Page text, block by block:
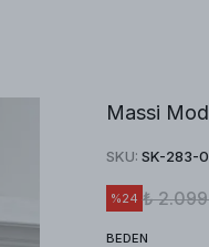
Massi
SKU: SK-283-
%24 ₺
BEDEN